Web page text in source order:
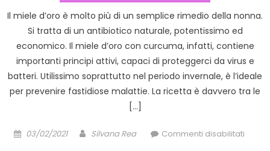
Il miele d’oro è molto più di un semplice rimedio della nonna.
Si tratta di un antibiotico naturale, potentissimo ed
economico. Il miele d’oro con curcuma, infatti, contiene
importanti principi attivi, capaci di proteggerci da virus e
batteri. Utilissimo soprattutto nel periodo invernale, è l’ideale
per prevenire fastidiose malattie. La ricetta è davvero tra le
[…]
Posted
03/02/2021 Author
Silvana Rea Commenti disabilitatisu